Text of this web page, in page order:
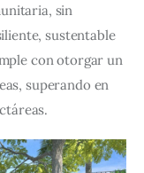
sin
sustentable
con otorgar un
superando en